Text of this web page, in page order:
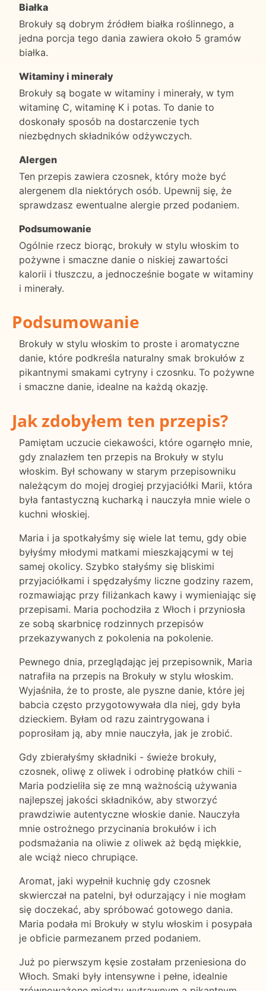
Białka
Brokuły są dobrym źródłem białka roślinnego, a
jedna porcja tego dania zawiera około 5 gramów
białka.
Witaminy i minerały
Brokuły są bogate w witaminy i minerały, w tym
witaminę C, witaminę K i potas. To danie to
doskonały sposób na dostarczenie tych
niezbędnych składników odżywczych.
Alergen
Ten przepis zawiera czosnek, który może być
alergenem dla niektórych osób. Upewnij się, że
sprawdzasz ewentualne alergie przed podaniem.
Podsumowanie
Ogólnie rzecz biorąc, brokuły w stylu włoskim to
pożywne i smaczne danie o niskiej zawartości
kalorii i tłuszczu, a jednocześnie bogate w witaminy
i minerały.
Podsumowanie
Brokuły w stylu włoskim to proste i aromatyczne
danie, które podkreśla naturalny smak brokułów z
pikantnymi smakami cytryny i czosnku. To pożywne
i smaczne danie, idealne na każdą okazję.
Jak zdobyłem ten przepis?
Pamiętam uczucie ciekawości, które ogarnęło mnie,
gdy znalazłem ten przepis na Brokuły w stylu
włoskim. Był schowany w starym przepisowniku
należącym do mojej drogiej przyjaciółki Marii, która
była fantastyczną kucharką i nauczyła mnie wiele o
kuchni włoskiej.
Maria i ja spotkałyśmy się wiele lat temu, gdy obie
byłyśmy młodymi matkami mieszkającymi w tej
samej okolicy. Szybko stałyśmy się bliskimi
przyjaciółkami i spędzałyśmy liczne godziny razem,
rozmawiając przy filiżankach kawy i wymieniając się
przepisami. Maria pochodziła z Włoch i przyniosła
ze sobą skarbnicę rodzinnych przepisów
przekazywanych z pokolenia na pokolenie.
Pewnego dnia, przeglądając jej przepisownik, Maria
natrafiła na przepis na Brokuły w stylu włoskim.
Wyjaśniła, że to proste, ale pyszne danie, które jej
babcia często przygotowywała dla niej, gdy była
dzieckiem. Byłam od razu zaintrygowana i
poprosiłam ją, aby mnie nauczyła, jak je zrobić.
Gdy zbierałyśmy składniki - świeże brokuły,
czosnek, oliwę z oliwek i odrobinę płatków chili -
Maria podzieliła się ze mną ważnością używania
najlepszej jakości składników, aby stworzyć
prawdziwie autentyczne włoskie danie. Nauczyła
mnie ostrożnego przycinania brokułów i ich
podsmażania na oliwie z oliwek aż będą miękkie,
ale wciąż nieco chrupiące.
Aromat, jaki wypełnił kuchnię gdy czosnek
skwierczał na patelni, był odurzający i nie mogłam
się doczekać, aby spróbować gotowego dania.
Maria podała mi Brokuły w stylu włoskim i posypała
je obficie parmezanem przed podaniem.
Już po pierwszym kęsie zostałam przeniesiona do
Włoch. Smaki były intensywne i pełne, idealnie